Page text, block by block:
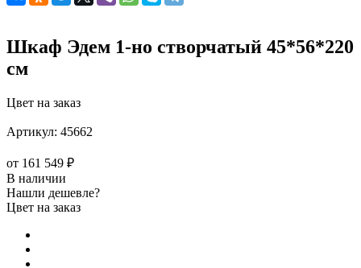
Шкаф Эдем 1-но створчатый 45*56*220
см
Цвет на заказ
Артикул: 45662
от 161 549 ₽
В наличии
Нашли дешевле?
Цвет на заказ